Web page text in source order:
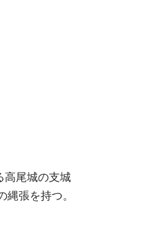
高尾城の支城
張を持つ。